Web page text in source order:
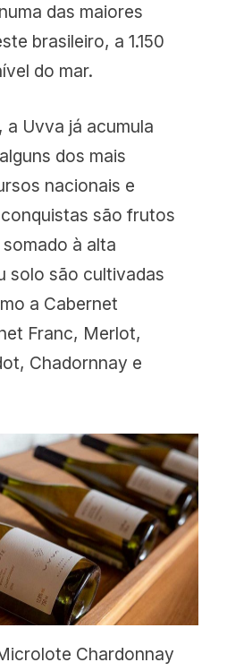
das maiores
brasileiro, a 1.150
do mar.
a Uvva já acumula
dos mais
nacionais e
são frutos
à alta
solo são cultivadas
a Cabernet
Franc, Merlot,
Chadornnay e
Chardonnay